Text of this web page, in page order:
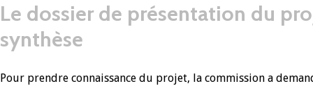
Le dossier de présentation du
synthèse
Pour prendre connaissance du projet, la commission a